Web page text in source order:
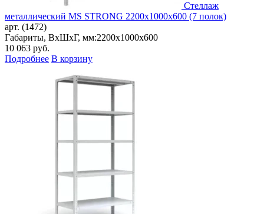
Стеллаж
металлический MS STRONG 2200x1000x600 (7 полок)
арт. (1472)
Габариты, ВxШxГ, мм:2200x1000x600
10 063 руб.
Подробнее В корзину